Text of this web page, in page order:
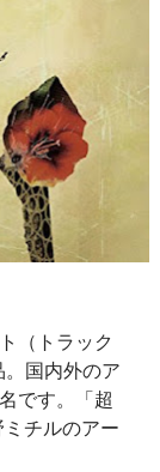
（トラック
国内外のア
です。「超
チルのアー